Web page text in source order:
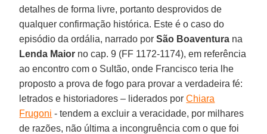
detalhes de forma livre, portanto desprovidos de
qualquer confirmação histórica. Este é o caso do
episódio da ordália, narrado porSão Boaventura na
Lenda Maior no cap. 9 (FF 1172-1174), em referência
ao encontro com o Sultão, onde Francisco teria lhe
proposto a prova de fogo para provar a verdadeira fé:
letrados e historiadores – liderados porChiara
Frugoni - tendem a excluir a veracidade, por milhares
de razões, não última a incongruência com o que foi